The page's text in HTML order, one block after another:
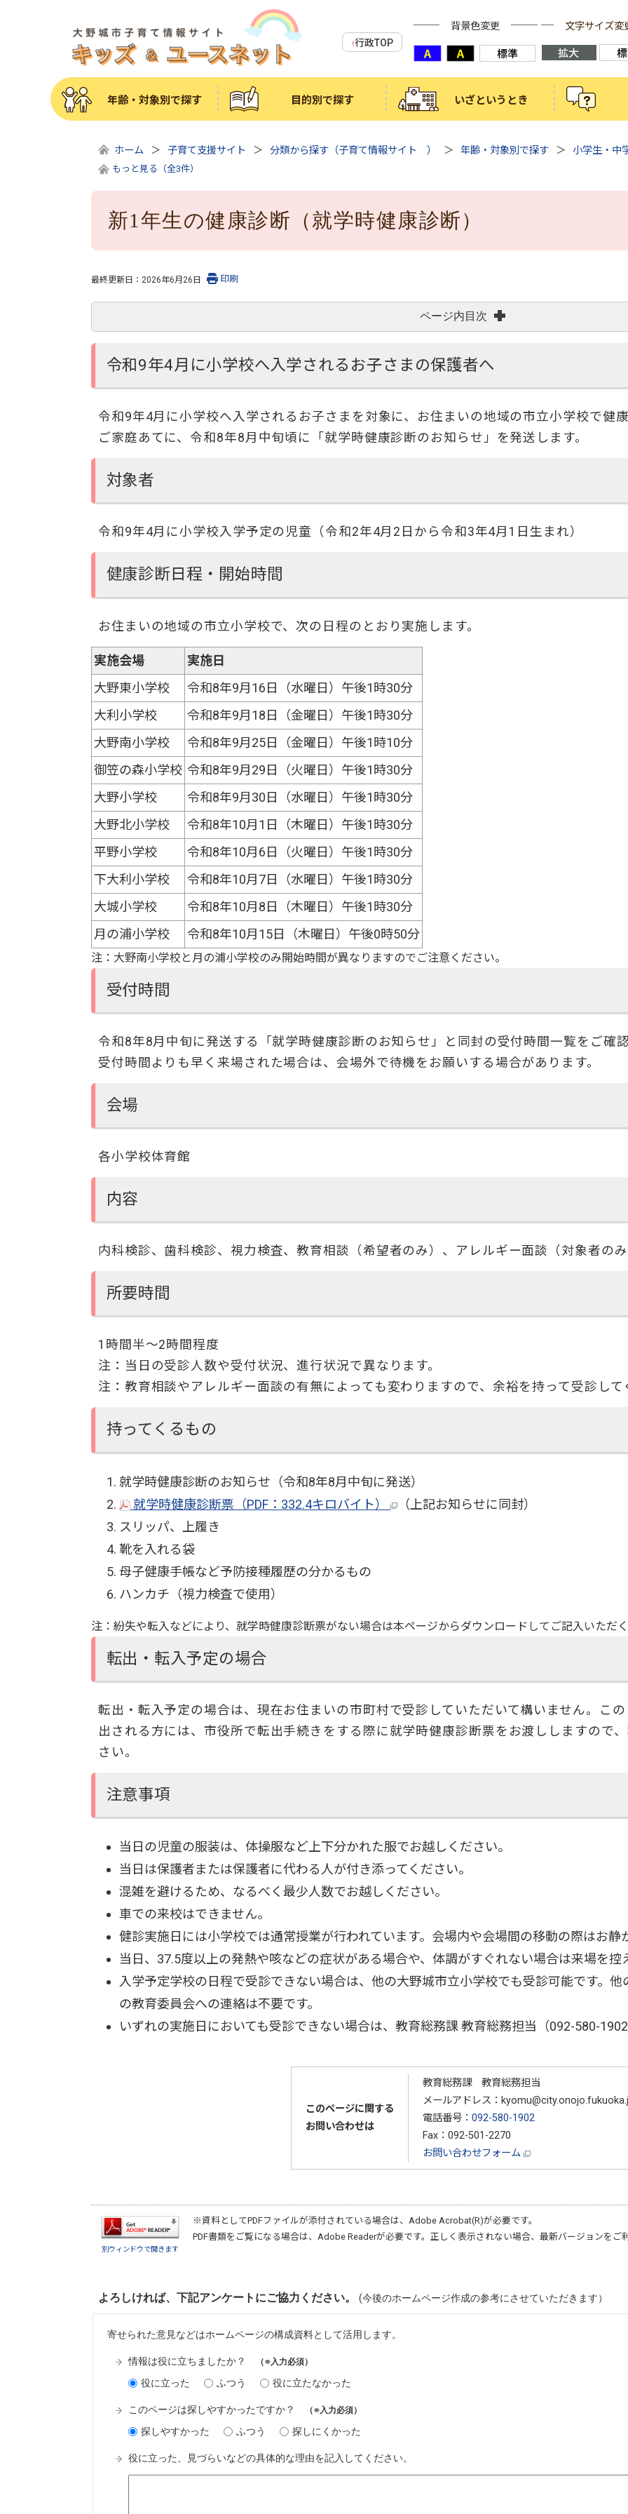
行政TOP
背景色変更 文字サイズ変
年齢・対象別で探す 目的別で探す いざというとき
ホーム 子育て支援サイト 分類から探す（子育て情報サイト ） 年齢・対象別で探す 小学生・中
もっと見る（全3件）
新1年生の健康診断（就学時健康診断）
最終更新日： 2026年6月26日 印刷
ページ内目次
令和9年4月に小学校へ入学されるお子さまの保護者へ
令和9年4月に小学校へ入学されるお子さまを対象に、お住まいの地域の市立小学校で健
ご家庭あてに、令和8年8月中旬頃に「就学時健康診断のお知らせ」を発送します。
対象者
令和9年4月に小学校入学予定の児童（令和2年4月2日から令和3年4月1日生まれ）
健康診断日程・開始時間
お住まいの地域の市立小学校で、次の日程のとおり実施します。
実施会場
実施日
大野東小学校
令和8年9月16日（水曜日）午後1時30分
大利小学校
令和8年9月18日（金曜日）午後1時30分
大野南小学校
令和8年9月25日（金曜日）午後1時10分
御笠の森小学校 令和8年9月29日（火曜日）午後1時30分
大野小学校
令和8年9月30日（水曜日）午後1時30分
大野北小学校
令和8年10月1日（木曜日）午後1時30分
平野小学校
令和8年10月6日（火曜日）午後1時30分
下大利小学校
令和8年10月7日（水曜日）午後1時30分
大城小学校
令和8年10月8日（木曜日）午後1時30分
月の浦小学校
令和8年10月15日（木曜日）午後0時50分
注：大野南小学校と月の浦小学校のみ開始時間が異なりますのでご注意ください。
受付時間
令和8年8月中旬に発送する「就学時健康診断のお知らせ」と同封の受付時間一覧をご確認
受付時間よりも早く来場された場合は、会場外で待機をお願いする場合があります。
会場
各小学校体育館
内容
内科検診、歯科検診、視力検査、教育相談（希望者のみ）、アレルギー面談（対象者のみ
所要時間
1時間半～2時間程度
注：当日の受診人数や受付状況、進行状況で異なります。
注：教育相談やアレルギー面談の有無によっても変わりますので、余裕を持って受診して
持ってくるもの
就学時健康診断のお知らせ（令和8年8月中旬に発送）
就学時健康診断票（PDF：332.4キロバイト）
（上記お知らせに同封）
スリッパ、上履き
靴を入れる袋
母子健康手帳など予防接種履歴の分かるもの
ハンカチ（視力検査で使用）
注：紛失や転入などにより、就学時健康診断票がない場合は本ページからダウンロードしてご記入いただ
転出・転入予定の場合
転出・転入予定の場合は、現在お住まいの市町村で受診していただいて構いません。こ
出される方には、市役所で転出手続きをする際に就学時健康診断票をお渡ししますので
さい。
注意事項
当日の児童の服装は、体操服など上下分かれた服でお越しください。
当日は保護者または保護者に代わる人が付き添ってください。
混雑を避けるため、なるべく最少人数でお越しください。
車での来校はできません。
健診実施日には小学校では通常授業が行われています。会場内や会場間の移動の際はお静
当日、37.5度以上の発熱や咳などの症状がある場合や、体調がすぐれない場合は来場を控
入学予定学校の日程で受診できない場合は、他の大野城市立小学校でも受診可能です。
の教育委員会への連絡は不要です。
いずれの実施日においても受診できない場合は、教育総務課 教育総務担当（092-580-
このページに関する
お問い合わせは
教育総務課 教育総務担当
メールアドレス：
電話番号： 092-580-1902
Fax：092-501-2270
お問い合わせフォーム
別ウィンドウで開きます
※資料としてPDFファイルが添付されている場合は、 Adobe Acrobat(R)が必要です。
PDF書類をご覧になる場合は、 Adobe Readerが必要です。正しく表示されない場合、最新バージョンをご